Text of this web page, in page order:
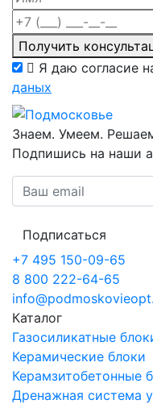
Получить
Я даю согласие
даных
Знаем. Умеем.
Подпишись на наши
Подписаться
+7 495 150-09-65
8 800 222-64-65
Каталог
Газосиликатные
Керамические блоки
Керамзитобетонные
Дренажная система